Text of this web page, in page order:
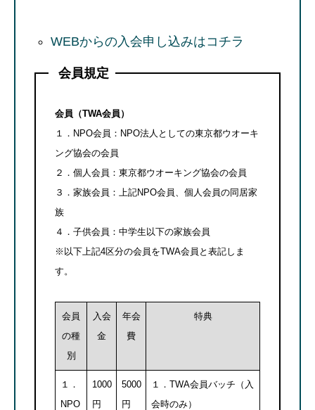
WEBからの入会申し込みはコチラ
会員規定
会員（TWA会員）
１．NPO会員：NPO法人としての東京都ウオーキ
ング協会の会員
２．個人会員：東京都ウオーキング協会の会員
３．家族会員：上記NPO会員、個人会員の同居家
族
４．子供会員：中学生以下の家族会員
※以下上記4区分の会員をTWA会員と表記しま
す。
会員
の種
別
入会
金
年会
費
特典
１．
NPO
1000
円
5000
円
１．TWA会員バッチ（入
会時のみ）